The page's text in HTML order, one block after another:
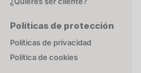
Políticas de protección
Políticas de privacidad
Política de cookies
necesarias para su